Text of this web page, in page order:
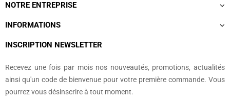
NOTRE ENTREPRISE
INFORMATIONS
INSCRIPTION NEWSLETTER
Recevez une fois par mois nos nouveautés, promotions, actualités
ainsi qu'un code de bienvenue pour votre première commande. Vous
pourrez vous désinscrire à tout moment.